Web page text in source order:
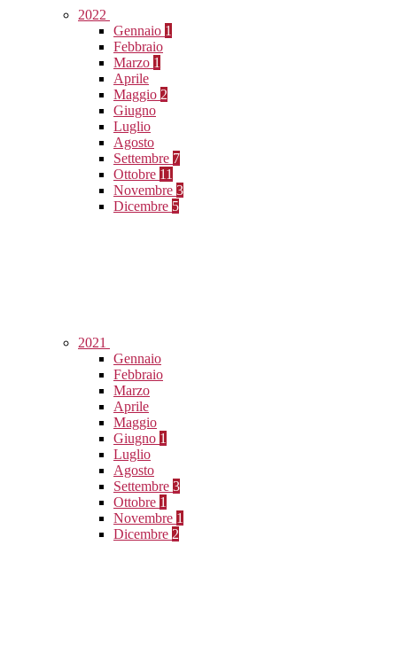
2022
Gennaio 1
Febbraio
Marzo 1
Aprile
Maggio 2
Giugno
Luglio
Agosto
Settembre 7
Ottobre 11
Novembre 3
Dicembre 5
2021
Gennaio
Febbraio
Marzo
Aprile
Maggio
Giugno 1
Luglio
Agosto
Settembre 3
Ottobre 1
Novembre 1
Dicembre 2